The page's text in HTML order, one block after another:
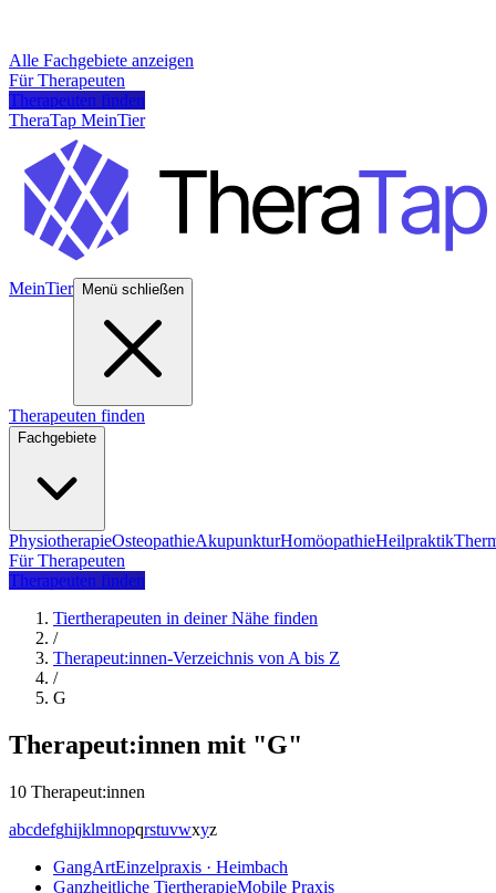
Alle Fachgebiete anzeigen
Für Therapeuten
Therapeuten finden
TheraTap MeinTier
MeinTier Menü schließen
Therapeuten finden
Fachgebiete
PhysiotherapieOsteopathieAkupunkturHomöopathieHeilpraktik
Für Therapeuten
Therapeuten finden
Tiertherapeuten in deiner Nähe finden
/
Therapeut:innen-Verzeichnis von A bis Z
/
G
Therapeut:innen mit "G"
10 Therapeut:innen
abcdefghijklmnopqrstuvwxyz
GangArtEinzelpraxis · Heimbach
Ganzheitliche TiertherapieMobile Praxis